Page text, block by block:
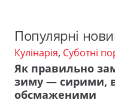
Популярні
Кулінарія, Суботні
Як правильно
зиму — сирими,
обсмаженими